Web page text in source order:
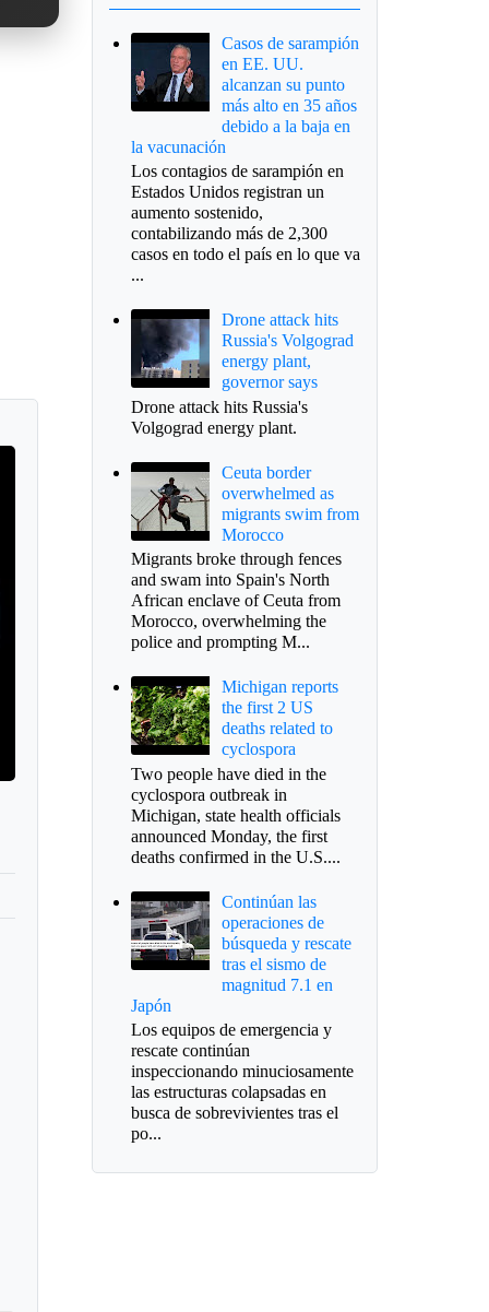
Casos de sarampión
en EE. UU.
alcanzan su punto
más alto en 35 años
debido a la baja en
la vacunación
Los contagios de sarampión en
Estados Unidos registran un
aumento sostenido,
contabilizando más de 2,300
casos en todo el país en lo que va
...
Drone attack hits
Russia's Volgograd
energy plant,
governor says
Drone attack hits Russia's
Volgograd energy plant.
Ceuta border
overwhelmed as
migrants swim from
Morocco
Migrants broke through fences
and swam into Spain's North
African enclave of Ceuta from
Morocco, overwhelming the
police and prompting M...
Michigan reports
the first 2 US
deaths related to
cyclospora
Two people have died in the
cyclospora outbreak in
Michigan, state health officials
announced Monday, the first
deaths confirmed in the U.S....
Continúan las
operaciones de
búsqueda y rescate
tras el sismo de
magnitud 7.1 en
Japón
Los equipos de emergencia y
rescate continúan
inspeccionando minuciosamente
las estructuras colapsadas en
busca de sobrevivientes tras el
po...